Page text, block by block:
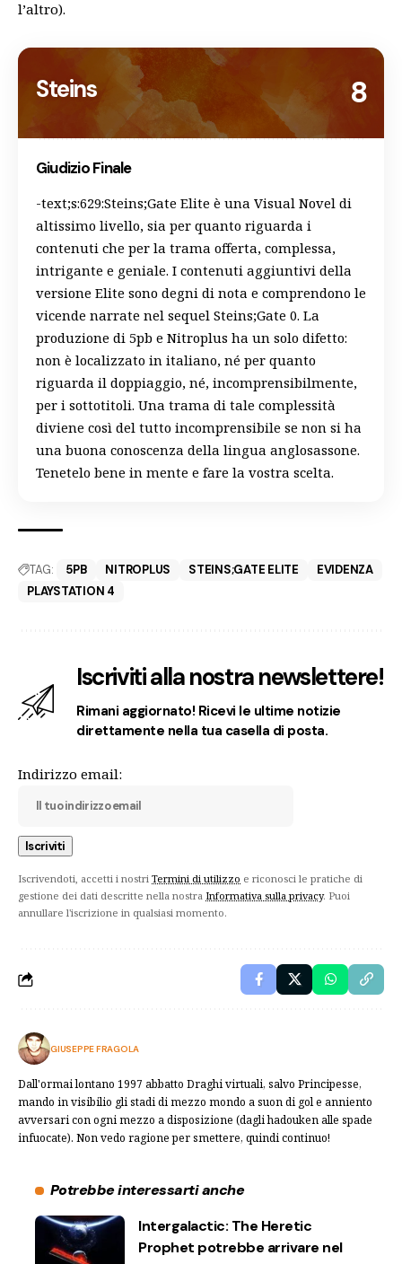
l’altro).
Steins 8
Giudizio Finale
-text;s:629:Steins;Gate Elite è una Visual Novel di
altissimo livello, sia per quanto riguarda i
contenuti che per la trama offerta, complessa,
intrigante e geniale. I contenuti aggiuntivi della
versione Elite sono degni di nota e comprendono le
vicende narrate nel sequel Steins;Gate 0. La
produzione di 5pb e Nitroplus ha un solo difetto:
non è localizzato in italiano, né per quanto
riguarda il doppiaggio, né, incomprensibilmente,
per i sottotitoli. Una trama di tale complessità
diviene così del tutto incomprensibile se non si ha
una buona conoscenza della lingua anglosassone.
Tenetelo bene in mente e fare la vostra scelta.
TAG: 5PB NITROPLUS STEINS;GATE ELITE
EVIDENZA
PLAYSTATION 4
Iscriviti alla nostra newslettere!
Rimani aggiornato! Ricevi le ultime notizie
direttamente nella tua casella di posta.
Indirizzo email:
Iscrivendoti, accetti i nostri Termini di utilizzo e riconosci le pratiche di
gestione dei dati descritte nella nostra Informativa sulla privacy. Puoi
annullare l'iscrizione in qualsiasi momento.
GIUSEPPE FRAGOLA
Dall'ormai lontano 1997 abbatto Draghi virtuali, salvo Principesse,
mando in visibilio gli stadi di mezzo mondo a suon di gol e anniento
avversari con ogni mezzo a disposizione (dagli hadouken alle spade
infuocate). Non vedo ragione per smettere, quindi continuo!
Potrebbe interessarti anche
Intergalactic: The Heretic
Prophet potrebbe arrivare nel